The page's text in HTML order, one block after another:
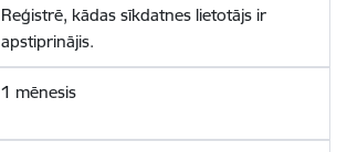
Reģistrē, kādas sīkdatnes lietotājs ir
apstiprinājis.
1 mēnesis